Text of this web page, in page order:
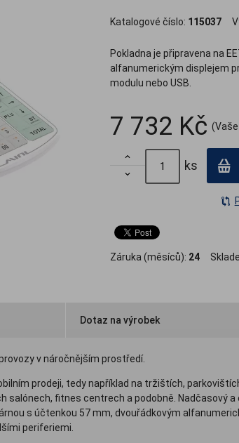
Katalogové číslo: 115037
Pokladna je připravena na
alfanumerickým displejem
modulu nebo USB.
7 732 Kč (Vaše


ks
Záruka (měsíců): 24
Dotaz na výrobek
v náročnějším prostředí.
prodeji, tedy například na tržištích,
fitnes centrech a podobně. Nadčasový
s účtenkou 57 mm, dvouřádkovým
periferiemi.